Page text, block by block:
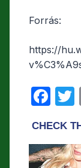
Forrás:
https://
F
c
e